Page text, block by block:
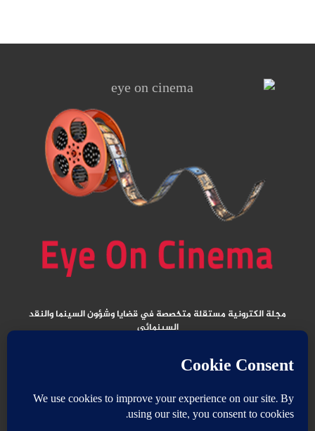
مجلة الكترونية مستقلة متخصصة في قضايا وشؤون السينما والنقد
السينمائي
المقالات المنشورة تعبر عن آراء كتابها ولا تعبر عن رأي الموقع
جميع الحقوق محفوظة ولا يسمح بإعادة نشر أي مادة من المواد المنشورة في هذا
الموقع إلا بعد الحصول على تصريح مكتوب من الناشر/ رئيس التحرير